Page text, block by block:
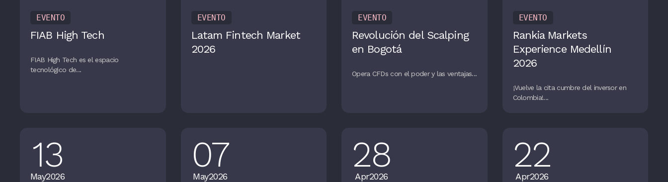
EVENTO
FIAB High Tech
FIAB High Tech es el espacio
tecnológico de...
EVENTO
Latam Fintech Market
2026
EVENTO
Revolución del Scalping
en Bogotá
Opera CFDs con el poder y las ventajas...
EVENTO
Rankia Markets
Experience Medellín
2026
¡Vuelve la cita cumbre del inversor en
Colombia!...
13
May2026
07
May2026
28
Apr2026
22
Apr2026